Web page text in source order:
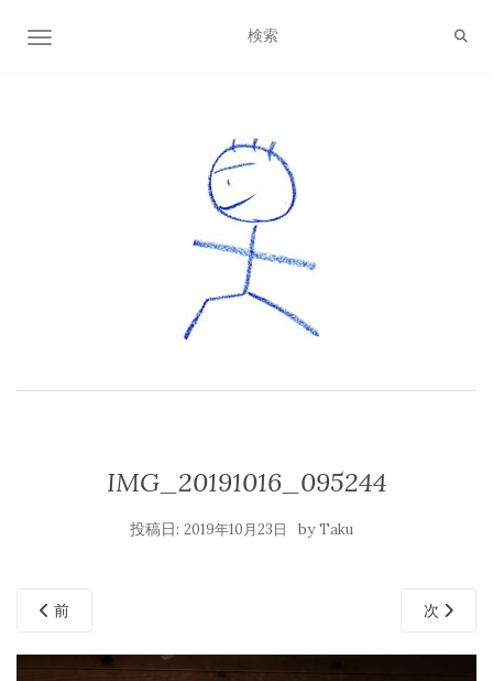
ナビゲーション切り替え
IMG_20191016_095244
投稿日: 2019年10月23日 byTaku
前 次